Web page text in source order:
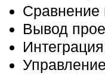
Сравнение
Вывод